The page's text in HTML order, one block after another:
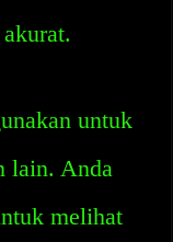
untuk
lain. Anda
melihat